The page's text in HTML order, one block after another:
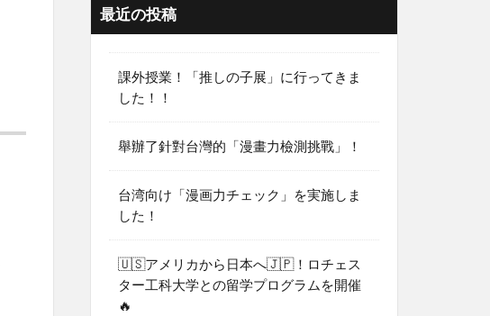
最近の投稿
課外授業！「推しの子展」に行ってきま
した！！
舉辦了針對台灣的「漫畫力檢測挑戰」！
台湾向け「漫画力チェック」を実施しま
した！
🇺🇸アメリカから日本へ🇯🇵！ロチェス
ター工科大学との留学プログラムを開催
🔥